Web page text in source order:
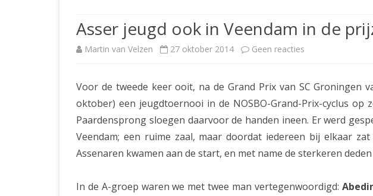
2025-2026
KNSB-RATINGLIJST
ERELIJST SENIOREN
JUBILEUMVIERKAMPEN UITSLAGENNOSBO-COMPETITIE 2025-
INTERNE COMPETITIES
Asser jeugd ook in Veendam in de
Martin van Velzen 27 oktober 2014 Geen reacties
A
e
Voor de tweede keer ooit, na de Grand Prix van SC Groningen
oktober) een jeugdtoernooi in de NOSBO-Grand-Prix-cyclus op
Paardensprong sloegen daarvoor de handen ineen. Er werd
Veendam; een ruime zaal, maar doordat iedereen bij elkaar
Assenaren kwamen aan de start, en met name de sterkeren
In de A-groep waren we met twee man vertegenwoordigd: